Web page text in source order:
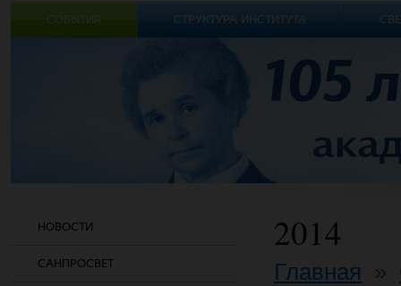
НОВОСТИ
САНПРОСВЕТ
2014
Главная
СОБЫТИЯ СТРУКТУРА ИНСТИТУТА